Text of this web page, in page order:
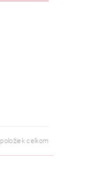
položiek celkom